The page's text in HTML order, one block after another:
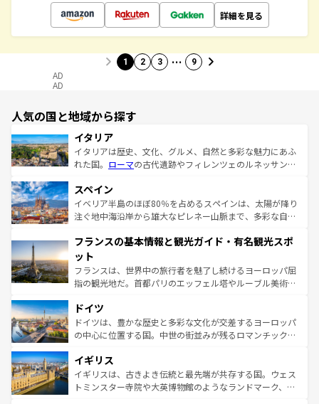
詳細を見る
1 2 3 … 9
AD
AD
人気の国と地域から探す
イタリア
イタリアは歴史、文化、グルメ、自然と多彩な魅力にあふ
れた国。 ローマの古代遺跡やフィレンツェのルネッサンス
ろん、トスカーナの美しい田園風景やアマルフィ海岸の絶
景など、自然景観も見逃せない。観光の合間には、本場の
ピザやパスタなど、絶品のイタリア料理を堪能することも
ませてくれるイタリアで、忘れられない旅をしてみよう！
なお、新着のイタリア情報は
しい。
スペイン
イベリア半島のほぼ80％を占めるスペインは、太陽が降り
注ぐ地中海沿岸から雄大なピレネー山脈まで、多彩な自然
文化が根付くこの国では、情熱的なフラメンコ、熱気あふ
れる闘牛、そして美味しいタパスが生活の一部となってい
る。首都マドリードの洗練された雰囲気や、バルセロナの
アートに溢れた街角から、地方では古代ローマ遺跡や中世
せる。地方によって風土や気候が異なるスペインはその個
性で訪れる人を魅了する。 なお、新着のスペイン情報は コ
ンテンツ一覧を参照してほしい。
フランスの基本情報と観光ガイド・有名観光スポ
ット
フランスは、世界中の旅行者を魅了し続けるヨーロッパ屈
指の観光地だ。首都パリのエッフェル塔やルーブル美術館
で、幅広い魅力が詰まっている。華麗な宮殿、歴史的な大
聖堂、美しいビーチ、そして豊かな自然が、訪れる者を心
から魅了する。また、フランスは美食の国としても知ら
いる。シャンパンの発祥地であるランス、プロヴァンスの
香り高いラベンダー畑など、多彩な楽しみ方が可能だ。さ
らに、パリ以外の地域にも魅力が溢れており、どの街角に
ドイツ
ドイツは、豊かな歴史と多彩な文化が交差するヨーロッパ
の中心に位置する国。中世の街並みが残るロマンチック街
顔を持つこの国は、どこを歩いても飽きることがない。ベ
ルリンの文化的活気、バイエルン州のアルプスの絶景、そ
してライン川沿いのワイン畑といった風景は必見。ビール
イギリス
イギリスは、古きよき伝統と最先端が共存する国。ウェス
トミンスター寺院や大英博物館のようなランドマーク、歴